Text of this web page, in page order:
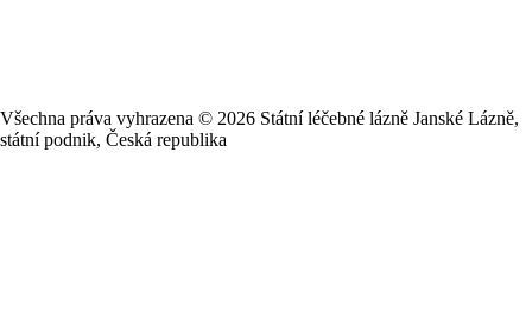
Všechna práva vyhrazena © 2026 Státní léčebné lázně Janské Lázně,
státní podnik, Česká republika